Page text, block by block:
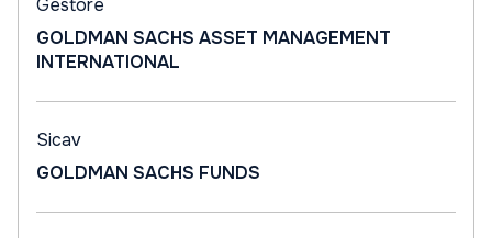
Gestore
GOLDMAN SACHS ASSET MANAGEMENT
INTERNATIONAL
Sicav
GOLDMAN SACHS FUNDS